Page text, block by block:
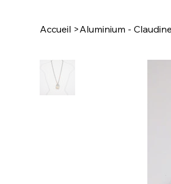
Accueil >Aluminium -